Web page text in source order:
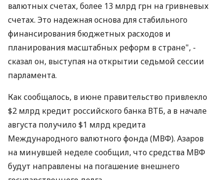
валютных счетах, более 13 млрд грн на гривневых
счетах. Это надежная основа для стабильного
финансирования бюджетных расходов и
планирования масштабных реформ в стране", -
сказал он, выступая на открытии седьмой сессии
парламента.
Как сообщалось, в июне правительство привлекло
$2 млрд кредит российского банка ВТБ, а в начале
августа получило $1 млрд кредита
Международного валютного фонда (МВФ). Азаров
на минувшей неделе сообщил, что средства МВФ
будут направлены на погашение внешнего